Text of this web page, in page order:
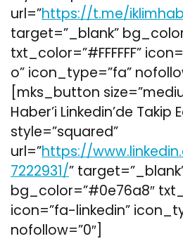
url=”https://t.me/
target=”_blank”
txt_color=”#FFFFFF”
o” icon_type=”fa”
[mks_button
Haber’i Linkedin’de Takip
style=”squared”
url=”https://
7222931/”
bg_color=”#0e76a8″
icon=”fa-linkedin”
nofollow=”0″]